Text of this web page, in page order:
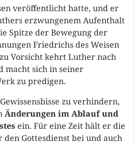
veröffentlicht hatte, und er
erzwungenem Aufenthalt
Spitze der Bewegung der
Friedrichs des Weisen
Vorsicht kehrt Luther nach
macht sich in seiner
zu predigen.
zu verhindern,
Änderungen im Ablauf und
ein. Für eine Zeit hält er die
Gottesdienst bei und auch